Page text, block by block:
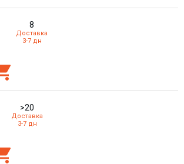
8
Доставка
3-7 дн
>20
Доставка
3-7 дн